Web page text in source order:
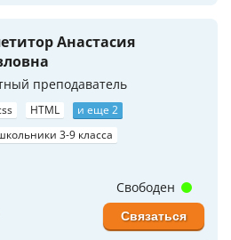
Анастасия
преподаватель
HTML
и еще 2
3-9 класса
Свободен
Связаться